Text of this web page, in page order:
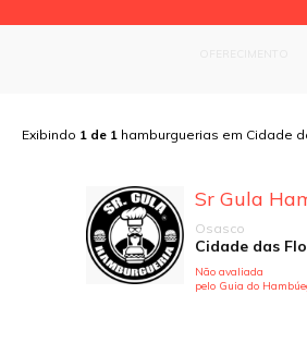
Exibindo 1 de 1 hamburguerias em Cidade
Osasco
Cidade das
Não avaliada
pelo Guia do